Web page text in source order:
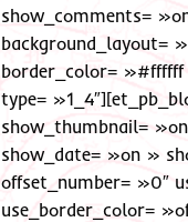
show_comments=
background_layout=
border_color=
type=
show_thumbnail=
show_date= »on »
offset_number= »0″
use_border_color=